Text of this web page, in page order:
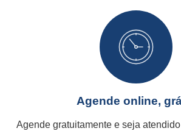
Agende online,
Agende gratuitamente e seja